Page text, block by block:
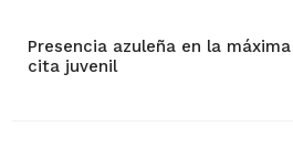
Presencia azuleña en la máxima
cita juvenil